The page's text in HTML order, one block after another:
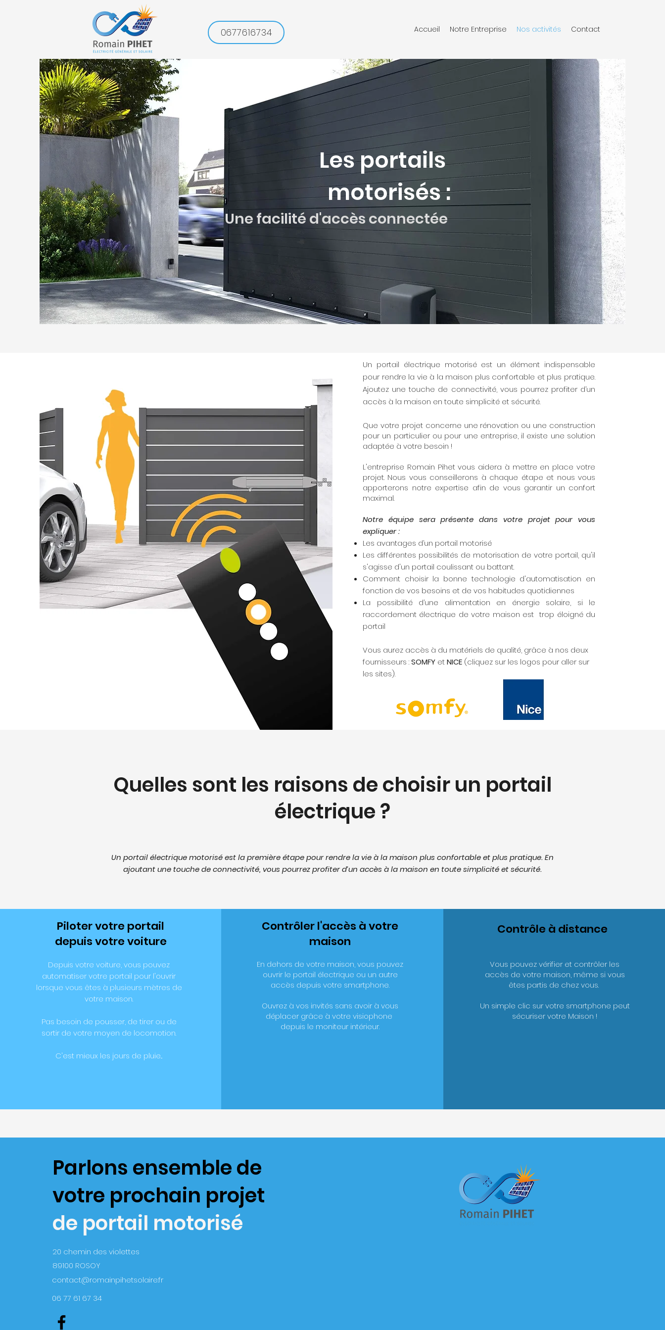
Accueil Notre Entreprise Nos activités Contact
0677616734
Les portails
motorisés :
Une facilité d'accèsconnectée
Un portail électrique motorisé est un élément indispensable
pour rendre la vie à la maison plus confortable et plus pratique.
Ajoutez une touche de connectivité, vous pourrez profiter d’un
accès à la maison en toute simplicité et sécurité.
Que votre projet concerne une rénovation ou une construction
pour un particulier ou pour une entreprise, il existe une solution
adaptée à votre besoin !
L'entreprise Romain Pihet vous aidera à mettre en place votre
projet. Nous vous conseillerons à chaque étape et nous vous
apporterons notre expertise afin de vous garantir un confort
maximal.
Notre équipe sera présente dans votre projet pour vous
expliquer :
Les avantages d’un portail motorisé
Les différentes possibilités de motorisation de votre portail, qu'il
s'agisse d'un portail coulissant ou battant.
Comment choisir la bonne technologie d'automatisation en
fonction de vos besoins et de vos habitudes quotidiennes
La possibilité d’une alimentation en énergie solaire, si le
raccordement électrique de votre maison est trop éloigné du
portail
Vous aurez accès à du matériels de qualité, grâce à nos deux
fournisseurs :SOMFY etNICE (cliquez sur les logos pour aller sur
les sites).
Piloter votre portail
depuis votre voiture
Depuis votre voiture, vous pouvez
automatiser votre portail pour l'ouvrir
lorsque vous êtes à plusieurs mètres de
votre maison.
Pas besoin de pousser, de tirer ou de
sortir de votre moyen de locomotion.
C'est mieux les jours de pluie...
Contrôler l'accès à votre
maison
En dehors de votre maison, vous pouvez
ouvrir le portail électrique ou un autre
accès depuis votre smartphone.
Ouvrez à vos invités sans avoir à vous
déplacer grâce à votrevisiophone
depuis le moniteur intérieur.
Contrôle à distance
Vous pouvez vérifier et contrôler les
accès de votre maison, même si vous
êtes partis de chez vous.
Un simple clic sur votre smartphone peut
sécuriser votre Maison !
Quelles sont les raisons de choisir un portail
électrique ?
Un portail électrique motorisé est la première étape pour rendre la vie à la maison plus confortable et plus pratique. En
ajoutant une touche de connectivité, vous pourrez profiter d’un accès à la maison en toute simplicité et sécurité.
Parlons ensemble de
votre prochain projet
de portail motorisé
20 chemin des violettes
89100 ROSOY
contact@romainpihetsolaire.fr
06 77 61 67 34